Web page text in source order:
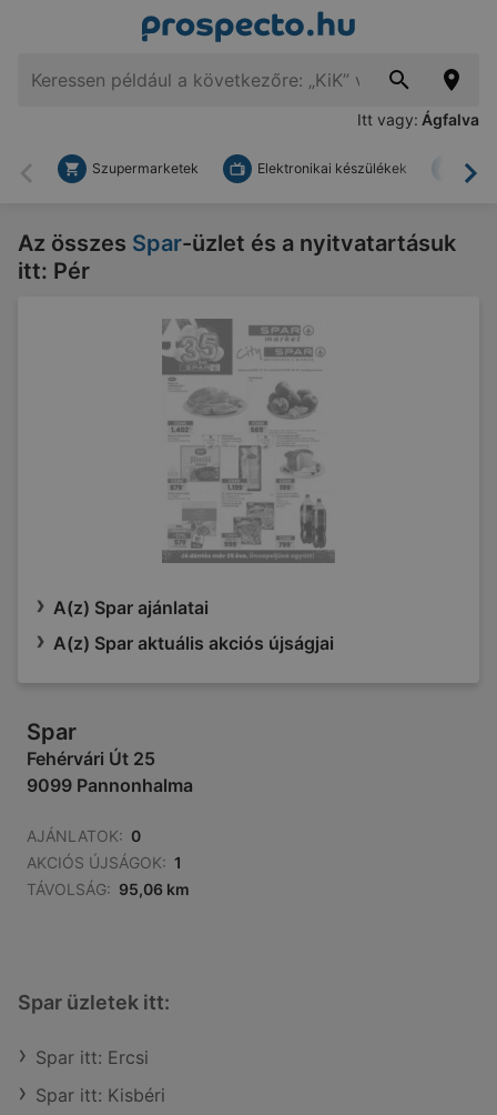
Itt vagy: Ágfalva
Vissza
Szupermarketek Elektronikai készülékek
Az összes Spar-üzlet és a nyitvatartásuk
itt: Pér
A(z) Spar ajánlatai
A(z) Spar aktuális akciós újságjai
Spar
Fehérvári Út 25
9099 Pannonhalma
AJÁNLATOK: 0
AKCIÓS ÚJSÁGOK: 1
TÁVOLSÁG: 95,06 km
Spar üzletek itt:
Spar itt: Ercsi
Spar itt: Kisbéri